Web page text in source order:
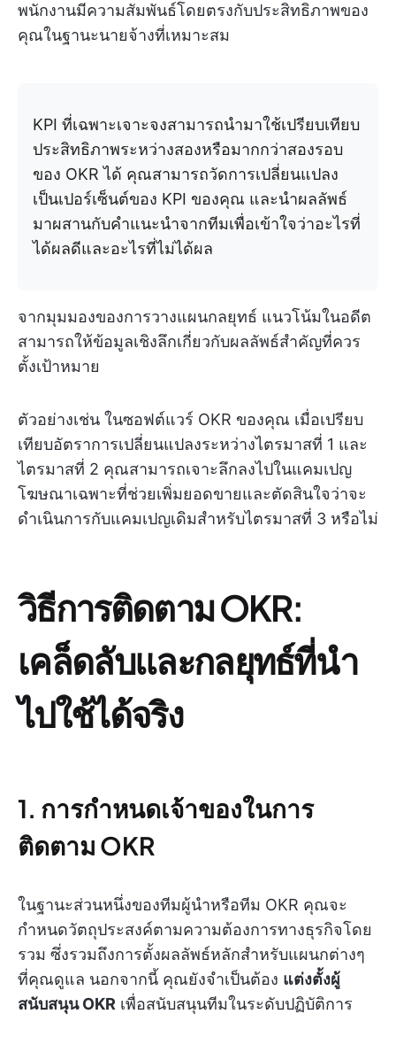
พนักงานมีความสัมพันธ์โดยตรงกับประสิทธิภาพของ
คุณในฐานะนายจ้างที่เหมาะสม
KPI ที่เฉพาะเจาะจงสามารถนำมาใช้เปรียบเทียบ
ประสิทธิภาพระหว่างสองหรือมากกว่าสองรอบ
ของ OKR ได้ คุณสามารถวัดการเปลี่ยนแปลง
เป็นเปอร์เซ็นต์ของ KPI ของคุณ และนำผลลัพธ์
มาผสานกับคำแนะนำจากทีมเพื่อเข้าใจว่าอะไรที่
ได้ผลดีและอะไรที่ไม่ได้ผล
จากมุมมองของการวางแผนกลยุทธ์ แนวโน้มในอดีต
สามารถให้ข้อมูลเชิงลึกเกี่ยวกับผลลัพธ์สำคัญที่ควร
ตั้งเป้าหมาย
ตัวอย่างเช่น ในซอฟต์แวร์ OKR ของคุณ เมื่อเปรียบ
เทียบอัตราการเปลี่ยนแปลงระหว่างไตรมาสที่ 1 และ
ไตรมาสที่ 2 คุณสามารถเจาะลึกลงไปในแคมเปญ
โฆษณาเฉพาะที่ช่วยเพิ่มยอดขายและตัดสินใจว่าจะ
ดำเนินการกับแคมเปญเดิมสำหรับไตรมาสที่ 3 หรือไม่
วิธีการติดตาม OKR:
เคล็ดลับและกลยุทธ์ที่นำ
ไปใช้ได้จริง
1. การกำหนดเจ้าของในการ
ติดตาม OKR
ในฐานะส่วนหนึ่งของทีมผู้นำหรือทีม OKR คุณจะ
กำหนดวัตถุประสงค์ตามความต้องการทางธุรกิจโดย
รวม ซึ่งรวมถึงการตั้งผลลัพธ์หลักสำหรับแผนกต่างๆ
ที่คุณดูแล นอกจากนี้ คุณยังจำเป็นต้อง แต่งตั้งผู้
สนับสนุน OKR เพื่อสนับสนุนทีมในระดับปฏิบัติการ